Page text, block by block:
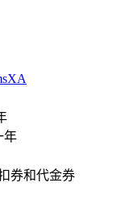
年
券和代金券